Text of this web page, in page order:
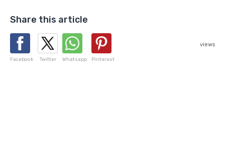
Share this article
Facebook Twitter Whatsapp Pinterest
views